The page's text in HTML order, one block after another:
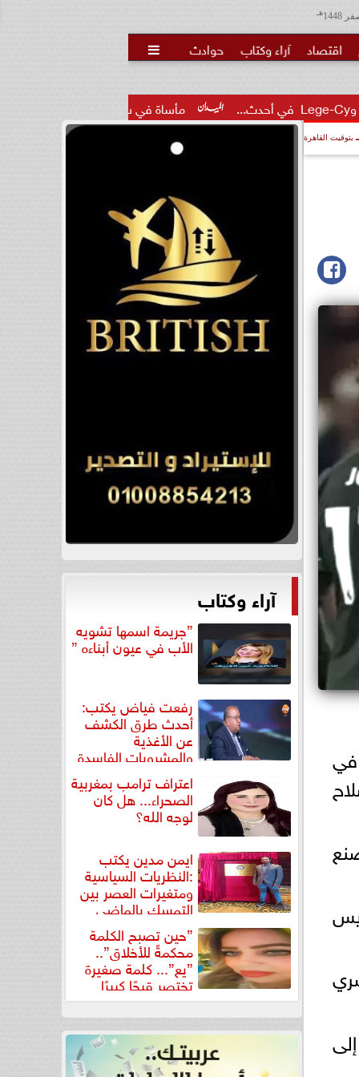
هـ
اقتصاد آراء وكتاب حوادث 
مأساة في سمالوط.. غرق طفل داخل حمام سباحة غير
بتوقيت القاهرة
في
آراء وكتاب
”جريمة اسمها تشويه
الأب في عيون أبناءه ”
رفعت فياض يكتب:
أحدث طرق الكشف
عن الأغذية
والمشروبات الفاسدة
اعتراف ترامب بمغربية
الصحراء... هل كان
لوجه الله؟
ايمن مدين يكتب
:النظريات السياسية
ومتغيرات العصر بين
التمسك بالماضي
ومواجهة تحديات...”حين تصبح الكلمة
محكمةً للأخلاق”..
”يع”... كلمة صغيرة
تختصر قبحًا كبيرًا